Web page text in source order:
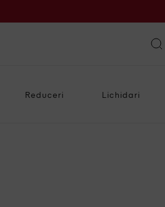
Reduceri Lichidari